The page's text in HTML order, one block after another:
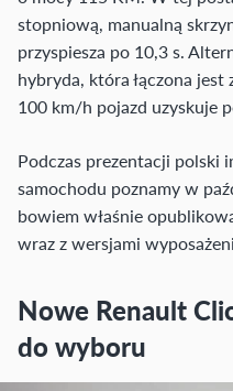
stopniową, manualną
przyspiesza po 10,3 s.
hybryda, która łączona jest
100 km/h pojazd uzyskuje
Podczas prezentacji polski
samochodu poznamy w
bowiem właśnie
wraz z wersjami
Nowe Renault
do wyboru